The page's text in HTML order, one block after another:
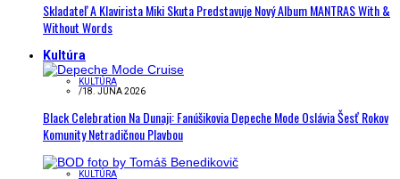
Skladateľ A Klavirista Miki Skuta Predstavuje Nový Album MANTRAS With &
Without Words
Kultúra
KULTÚRA
/18. JÚNA 2026
Black Celebration Na Dunaji: Fanúšikovia Depeche Mode Oslávia Šesť Rokov
Komunity Netradičnou Plavbou
KULTÚRA